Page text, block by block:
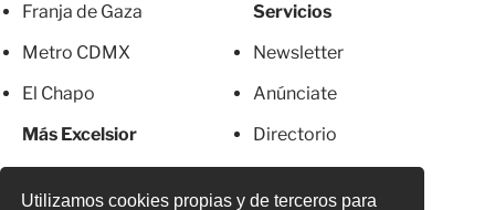
Utilizamos cookies propias y de terceros para
Franja de Gaza
Metro CDMX
El Chapo
Más Excelsior
Servicios
Newsletter
Anúnciate
Directorio